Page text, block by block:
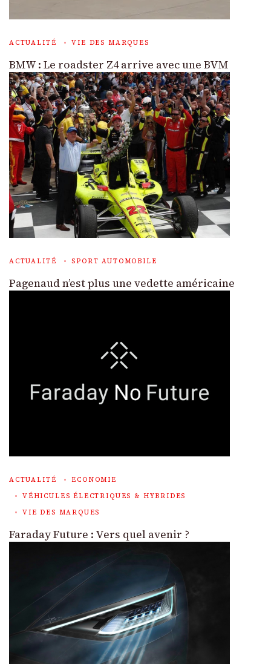
ACTUALITÉ VIE DES MARQUES
BMW : Le roadster Z4 arrive avec une BVM
ACTUALITÉ SPORT AUTOMOBILE
Pagenaud n’est plus une vedette américaine
ACTUALITÉ
ECONOMIE
VÉHICULES ÉLECTRIQUES & HYBRIDES
VIE DES MARQUES
Faraday Future : Vers quel avenir ?